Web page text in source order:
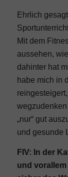
Ehrlich
Mit dem
aussehen,
dahinter hat
habe mich in
„nur“ gut
und gesunde
FIV: In der
und